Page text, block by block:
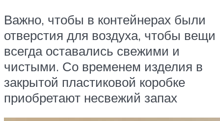
Важно, чтобы в контейнерах были
отверстия для воздуха, чтобы вещи
всегда оставались свежими и
чистыми. Со временем изделия в
закрытой пластиковой коробке
приобретают несвежий запах